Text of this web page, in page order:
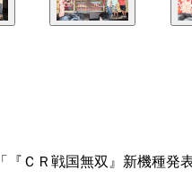
ＣＲ戦国無双』新機種発